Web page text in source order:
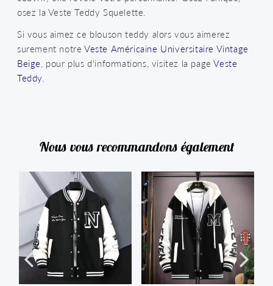
osez la Veste Teddy Squelette.
Si vous aimez ce blouson teddy alors vous aimerez
surement notre Veste Américaine Universitaire Vintage
Beige
, pour plus d'informations, visitez la pageVeste
Teddy
Nous vous recommandons également